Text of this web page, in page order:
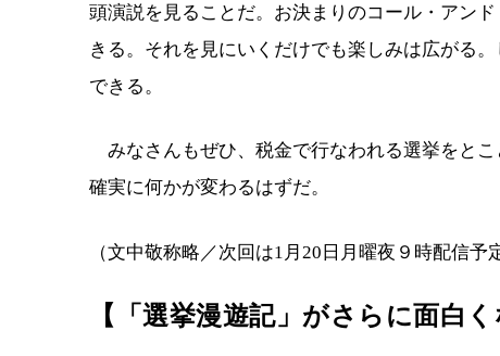
頭演説を見ることだ。お決まりのコール・アン
きる。それを見にいくだけでも楽しみは広がる
できる。
みなさんもぜひ、税金で行なわれる選挙をとこ
確実に何かが変わるはずだ。
（文中敬称略／次回は1月20日月曜夜９時配信予
【「選挙漫遊記」がさらに面白